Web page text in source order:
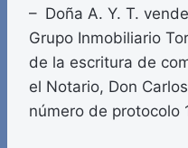
– Doña A. Y. T.
Grupo Inmobiliario
de la escritura de
el Notario, Don
número de protocolo